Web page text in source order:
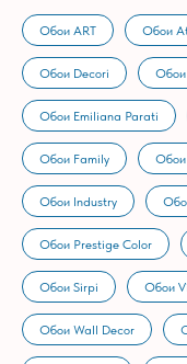
Обои ART Обои
Обои Decori Обои
Обои Emiliana Parati
Обои Family Обои
Обои Industry
Обои Prestige Color
Обои Sirpi Обои
Обои Wall Decor